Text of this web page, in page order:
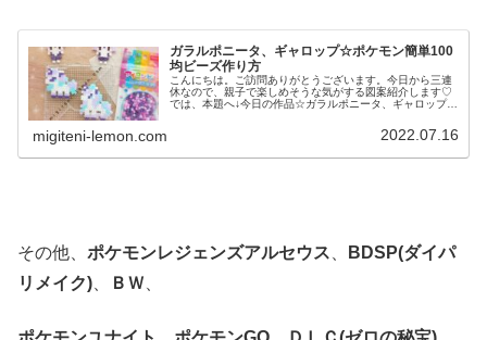
ガラルポニータ、ギャロップ☆ポケモン簡単100
均ビーズ作り方
こんにちは。ご訪問ありがとうございます。今日から三連
休なので、親子で楽しめそうな気がする図案紹介します♡
では、本題へ↓今日の作品☆ガラルポニータ、ギャロップ前
migiteni-lemon.com 2022.07.16
その他、 ポケモンレジェンズアルセウス
BDSP(ダイパ
リメイク)
ＢＷ